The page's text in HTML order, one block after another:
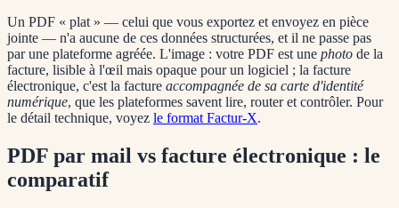
Un PDF « plat » — celui que vous exportez et envoyez en pièce
jointe — n'a aucune de ces données structurées, et il ne passe pas
par une plateforme agréée. L'image : votre PDF est une photo de la
facture, lisible à l'œil mais opaque pour un logiciel ; la facture
électronique, c'est la facture accompagnée de sa carte d'identité
numérique, que les plateformes savent lire, router et contrôler. Pour
le détail technique, voyez le format Factur-X.
PDF par mail vs facture électronique : le
comparatif